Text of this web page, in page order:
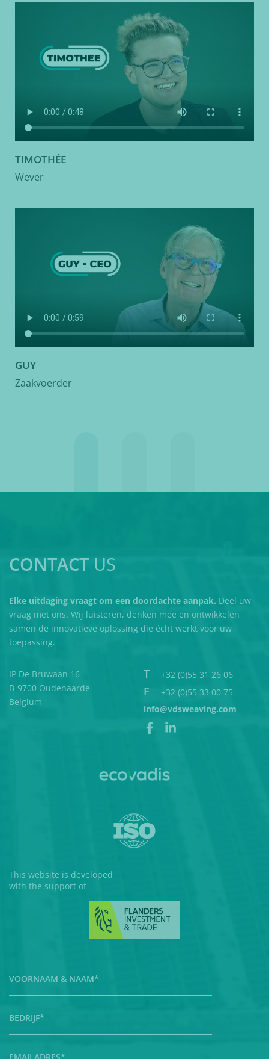
TIMOTHÉE
Wever
GUY
Zaakvoerder
CONTACT US
Elke uitdaging vraagt om een doordachte aanpak. Deel uw
vraag met ons. Wij luisteren, denken mee en ontwikkelen
samen de innovatieve oplossing die écht werkt voor uw
toepassing.
IP De Bruwaan 16
B-9700 Oudenaarde
Belgium
T +32 (0)55 31 26 06
F
+32 (0)55 33 00 75
info@vdsweaving.com
This website is developed
with the support of